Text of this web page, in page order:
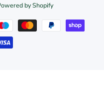
by Shopify
di pagamento